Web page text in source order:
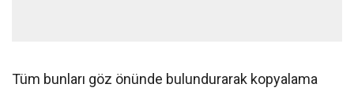
Tüm bunları göz önünde bulundurarak kopyalama